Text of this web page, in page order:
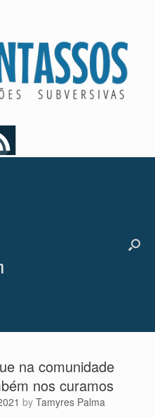
na comunidade
nos curamos
by Tamyres Palma